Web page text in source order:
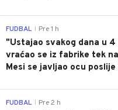
FUDBAL Pre 1 h
"Ustajao svakog dana u
vraćao se iz fabrike tek
Mesi se javljao ocu
FUDBAL Pre 2 h